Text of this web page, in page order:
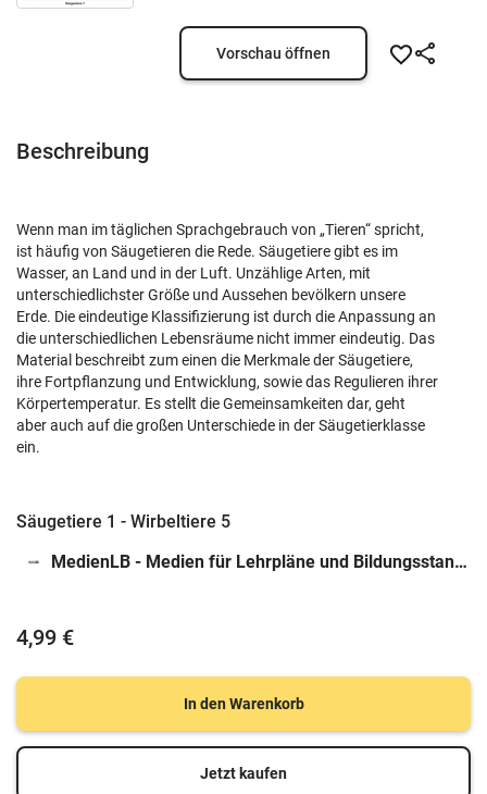
Vorschau öffnen
Beschreibung
Wenn man im täglichen Sprachgebrauch von „Tieren“ spricht,
ist häufig von Säugetieren die Rede. Säugetiere gibt es im
Wasser, an Land und in der Luft. Unzählige Arten, mit
unterschiedlichster Größe und Aussehen bevölkern unsere
Erde. Die eindeutige Klassifizierung ist durch die Anpassung an
die unterschiedlichen Lebensräume nicht immer eindeutig. Das
Material beschreibt zum einen die Merkmale der Säugetiere,
ihre Fortpflanzung und Entwicklung, sowie das Regulieren ihrer
Körpertemperatur. Es stellt die Gemeinsamkeiten dar, geht
aber auch auf die großen Unterschiede in der Säugetierklasse
ein.
Säugetiere 1 - Wirbeltiere 5
MedienLB - Medien für Lehrpläne und Bildungsstandards GmbH
4,99 €
In den Warenkorb
Jetzt kaufen